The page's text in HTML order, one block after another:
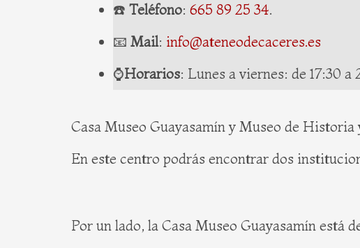
☎️ Teléfono: 665 89 25 34.
📧 Mail: info@ateneodecaceres.es
⌚️Horarios: Lunes a viernes: de 17:30 a
Casa Museo Guayasamín y Museo de
En este centro podrás encontrar dos
Por un lado, la Casa Museo Guayasamín está